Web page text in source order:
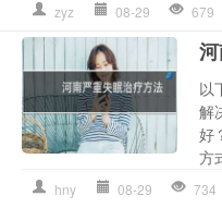
zyz 08-29 679
以
解
好
方
hny 08-29 734